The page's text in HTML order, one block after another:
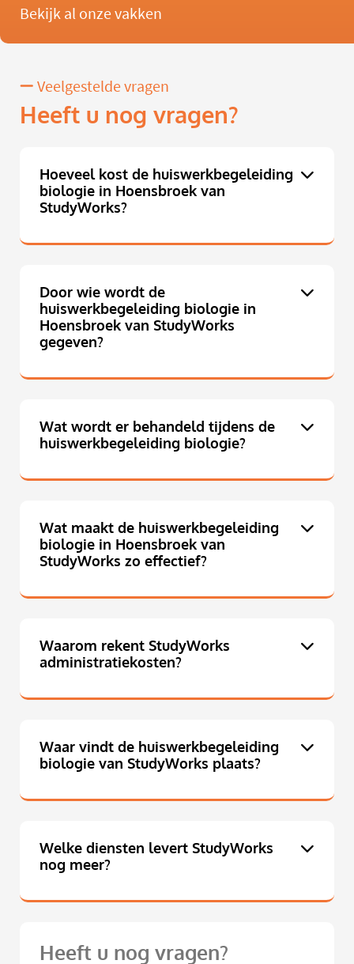
Bekijk al onze vakken
Veelgestelde vragen
Heeft u nog vragen?
Hoeveel kost de huiswerkbegeleiding
biologie in Hoensbroek van
StudyWorks?
Door wie wordt de
huiswerkbegeleiding biologie in
Hoensbroek van StudyWorks
gegeven?
Wat wordt er behandeld tijdens de
huiswerkbegeleiding biologie?
Wat maakt de huiswerkbegeleiding
biologie in Hoensbroek van
StudyWorks zo effectief?
Waarom rekent StudyWorks
administratiekosten?
Waar vindt de huiswerkbegeleiding
biologie van StudyWorks plaats?
Welke diensten levert StudyWorks
nog meer?
Heeft u nog vragen?